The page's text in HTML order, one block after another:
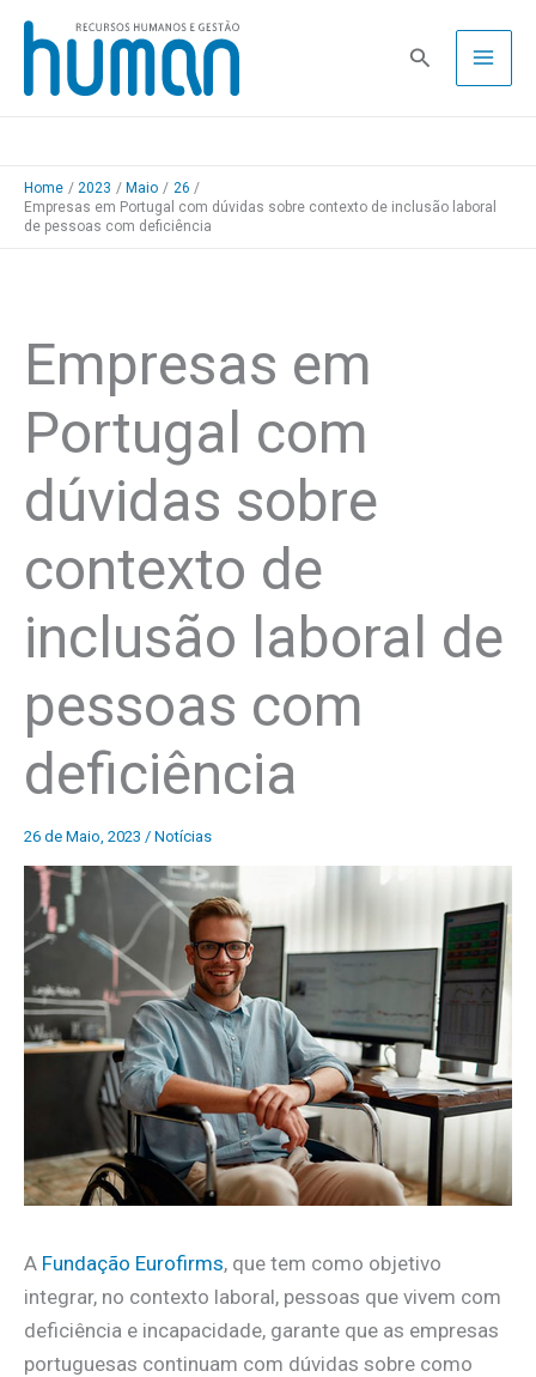
Skip
content
Pesquisa
Home 2023 Maio
26
Empresas em Portugal com dúvidas sobre contexto de inclusão laboral
de pessoas com deficiência
Empresas em
Portugal com
dúvidas sobre
contexto de
inclusão laboral de
pessoas com
deficiência
26 de Maio, 2023 / Notícias
A Fundação Eurofirms, que tem como objetivo
integrar, no contexto laboral, pessoas que vivem com
deficiência e incapacidade, garante que as empresas
portuguesas continuam com dúvidas sobre como